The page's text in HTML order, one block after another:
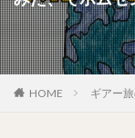
HOME ギアー